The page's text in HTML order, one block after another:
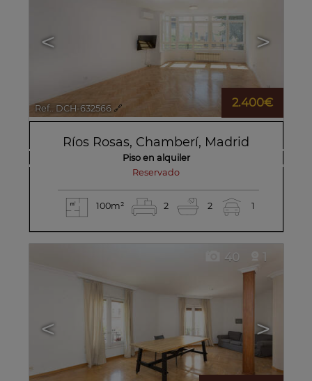
reservado
< >
Ref.. DCH-632566 🔗
Ríos Rosas, Chamberí, Madrid
Piso en alquiler
100m² 2 2 1
2.400€
< >
40 1